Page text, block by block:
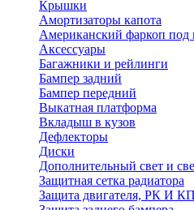
Крышки
Амортизаторы капота
Американский фаркоп под
Аксессуары
Багажники и рейлинги
Бампер задний
Бампер передний
Выкатная платформа
Вкладыш в кузов
Дефлекторы
Диски
Дополнительный свет и
Защитная сетка радиатора
Защита двигателя, РК И